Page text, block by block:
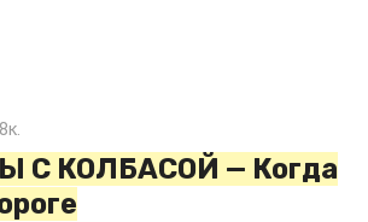
С КОЛБАСОЙ — Когда